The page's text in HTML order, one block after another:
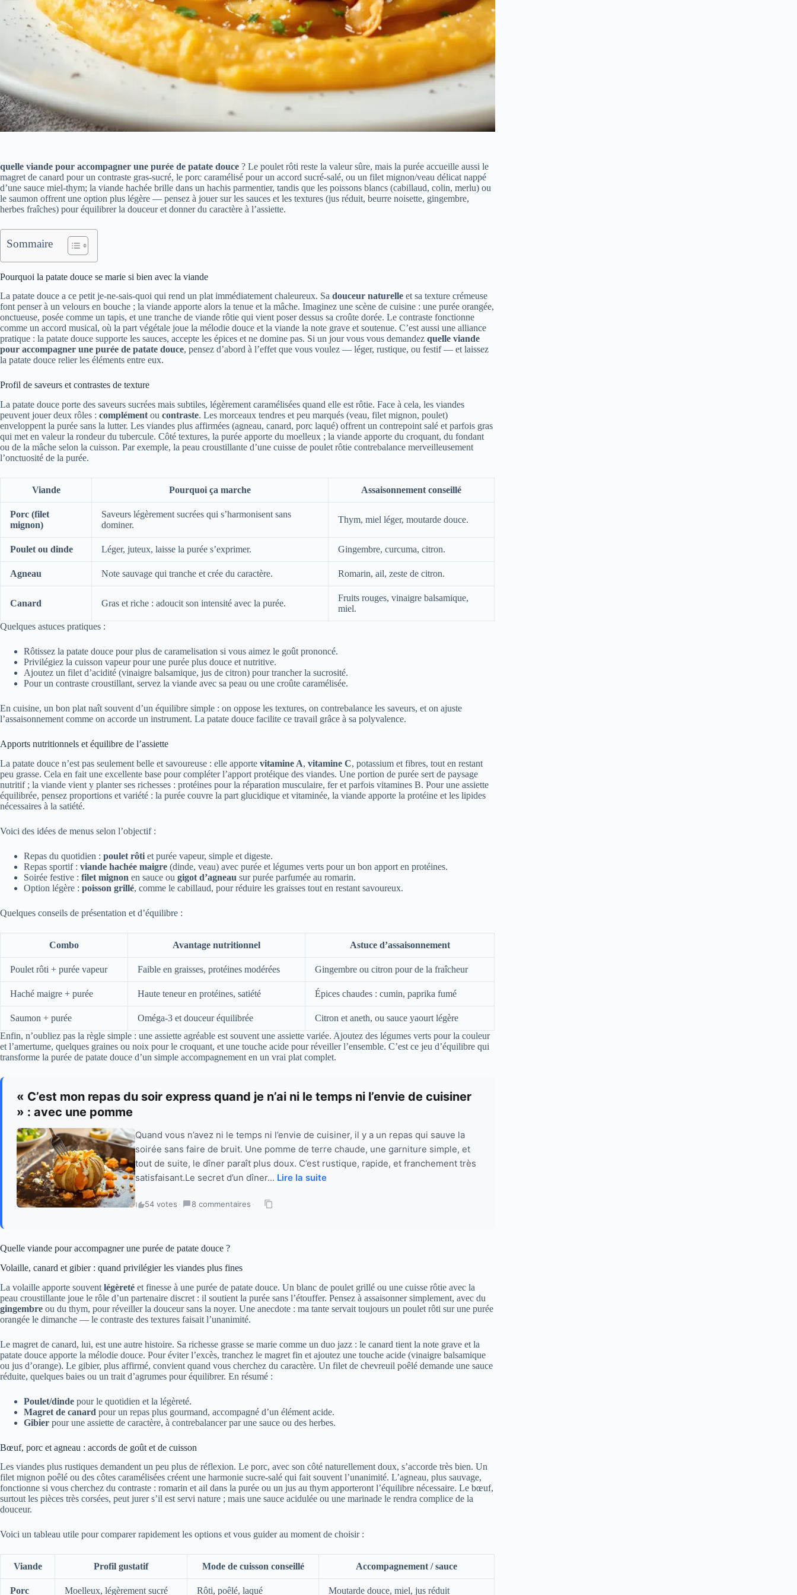
quelle viande pour accompagner une purée de patate douce ? Le poulet rôti reste la valeur sûre, mais la purée accueille aussi le
magret de canard pour un contraste gras‑sucré, le porc caramélisé pour un accord sucré‑salé, ou un filet mignon/veau délicat nappé
d’une sauce miel‑thym; la viande hachée brille dans un hachis parmentier, tandis que les poissons blancs (cabillaud, colin, merlu) ou
le saumon offrent une option plus légère — pensez à jouer sur les sauces et les textures (jus réduit, beurre noisette, gingembre,
herbes fraîches) pour équilibrer la douceur et donner du caractère à l’assiette.
Sommaire
Pourquoi la patate douce se marie si bien avec la viande
La patate douce a ce petit je-ne-sais-quoi qui rend un plat immédiatement chaleureux. Sa douceur naturelle et sa texture crémeuse
font penser à un velours en bouche ; la viande apporte alors la tenue et la mâche. Imaginez une scène de cuisine : une purée orangée,
onctueuse, posée comme un tapis, et une tranche de viande rôtie qui vient poser dessus sa croûte dorée. Le contraste fonctionne
comme un accord musical, où la part végétale joue la mélodie douce et la viande la note grave et soutenue. C’est aussi une alliance
pratique : la patate douce supporte les sauces, accepte les épices et ne domine pas. Si un jour vous vous demandez quelle viande
pour accompagner une purée de patate douce, pensez d’abord à l’effet que vous voulez — léger, rustique, ou festif — et laissez
la patate douce relier les éléments entre eux.
Profil de saveurs et contrastes de texture
La patate douce porte des saveurs sucrées mais subtiles, légèrement caramélisées quand elle est rôtie. Face à cela, les viandes
peuvent jouer deux rôles : complément ou contraste. Les morceaux tendres et peu marqués (veau, filet mignon, poulet)
enveloppent la purée sans la lutter. Les viandes plus affirmées (agneau, canard, porc laqué) offrent un contrepoint salé et parfois gras
qui met en valeur la rondeur du tubercule. Côté textures, la purée apporte du moelleux ; la viande apporte du croquant, du fondant
ou de la mâche selon la cuisson. Par exemple, la peau croustillante d’une cuisse de poulet rôtie contrebalance merveilleusement
l’onctuosité de la purée.
Viande Pourquoi ça marche Assaisonnement conseillé
Porc (filet
mignon)
Saveurs légèrement sucrées qui s’harmonisent sans
dominer.
Thym, miel léger, moutarde douce.
Poulet ou dinde Léger, juteux, laisse la purée s’exprimer. Gingembre, curcuma, citron.
Agneau Note sauvage qui tranche et crée du caractère. Romarin, ail, zeste de citron.
Canard Gras et riche : adoucit son intensité avec la purée.
Fruits rouges, vinaigre balsamique,
miel.
Quelques astuces pratiques :
Rôtissez la patate douce pour plus de caramelisation si vous aimez le goût prononcé.
Privilégiez la cuisson vapeur pour une purée plus douce et nutritive.
Ajoutez un filet d’acidité (vinaigre balsamique, jus de citron) pour trancher la sucrosité.
Pour un contraste croustillant, servez la viande avec sa peau ou une croûte caramélisée.
En cuisine, un bon plat naît souvent d’un équilibre simple : on oppose les textures, on contrebalance les saveurs, et on ajuste
l’assaisonnement comme on accorde un instrument. La patate douce facilite ce travail grâce à sa polyvalence.
Apports nutritionnels et équilibre de l’assiette
La patate douce n’est pas seulement belle et savoureuse : elle apporte vitamine A, vitamine C, potassium et fibres, tout en restant
peu grasse. Cela en fait une excellente base pour compléter l’apport protéique des viandes. Une portion de purée sert de paysage
nutritif ; la viande vient y planter ses richesses : protéines pour la réparation musculaire, fer et parfois vitamines B. Pour une assiette
équilibrée, pensez proportions et variété : la purée couvre la part glucidique et vitaminée, la viande apporte la protéine et les lipides
nécessaires à la satiété.
Voici des idées de menus selon l’objectif :
Repas du quotidien : poulet rôti et purée vapeur, simple et digeste.
Repas sportif : viande hachée maigre (dinde, veau) avec purée et légumes verts pour un bon apport en protéines.
Soirée festive : filet mignon en sauce ou gigot d’agneau sur purée parfumée au romarin.
Option légère : poisson grillé, comme le cabillaud, pour réduire les graisses tout en restant savoureux.
Quelques conseils de présentation et d’équilibre :
Combo Avantage nutritionnel Astuce d’assaisonnement
Poulet rôti + purée vapeur Faible en graisses, protéines modérées Gingembre ou citron pour de la fraîcheur
Haché maigre + purée Haute teneur en protéines, satiété Épices chaudes : cumin, paprika fumé
Saumon + purée Oméga-3 et douceur équilibrée
Citron et aneth, ou sauce yaourt légère
Enfin, n’oubliez pas la règle simple : une assiette agréable est souvent une assiette variée. Ajoutez des légumes verts pour la couleur
et l’amertume, quelques graines ou noix pour le croquant, et une touche acide pour réveiller l’ensemble. C’est ce jeu d’équilibre qui
transforme la purée de patate douce d’un simple accompagnement en un vrai plat complet.
« C’est mon repas du soir express quand je n’ai ni le temps ni l’envie de cuisiner
» : avec une pomme
Quand vous n’avez ni le temps ni l’envie de cuisiner, il y a un repas qui sauve la
soirée sans faire de bruit. Une pomme de terre chaude, une garniture simple, et
tout de suite, le dîner paraît plus doux. C’est rustique, rapide, et franchement très
satisfaisant.Le secret d’un dîner... Lire la suite
54 votes · 8 commentaires ·
Quelle viande pour accompagner une purée de patate douce ?
Volaille, canard et gibier : quand privilégier les viandes plus fines
La volaille apporte souvent légèreté et finesse à une purée de patate douce. Un blanc de poulet grillé ou une cuisse rôtie avec la
peau croustillante joue le rôle d’un partenaire discret : il soutient la purée sans l’étouffer. Pensez à assaisonner simplement, avec du
gingembre ou du thym, pour réveiller la douceur sans la noyer. Une anecdote : ma tante servait toujours un poulet rôti sur une purée
orangée le dimanche — le contraste des textures faisait l’unanimité.
Le magret de canard, lui, est une autre histoire. Sa richesse grasse se marie comme un duo jazz : le canard tient la note grave et la
patate douce apporte la mélodie douce. Pour éviter l’excès, tranchez le magret fin et ajoutez une touche acide (vinaigre balsamique
ou jus d’orange). Le gibier, plus affirmé, convient quand vous cherchez du caractère. Un filet de chevreuil poêlé demande une sauce
réduite, quelques baies ou un trait d’agrumes pour équilibrer. En résumé :
Poulet/dinde pour le quotidien et la légèreté.
Magret de canard pour un repas plus gourmand, accompagné d’un élément acide.
Gibier pour une assiette de caractère, à contrebalancer par une sauce ou des herbes.
Bœuf, porc et agneau : accords de goût et de cuisson
Les viandes plus rustiques demandent un peu plus de réflexion. Le porc, avec son côté naturellement doux, s’accorde très bien. Un
filet mignon poêlé ou des côtes caramélisées créent une harmonie sucre-salé qui fait souvent l’unanimité. L’agneau, plus sauvage,
fonctionne si vous cherchez du contraste : romarin et ail dans la purée ou un jus au thym apporteront l’équilibre nécessaire. Le bœuf,
surtout les pièces très corsées, peut jurer s’il est servi nature ; mais une sauce acidulée ou une marinade le rendra complice de la
douceur.
Voici un tableau utile pour comparer rapidement les options et vous guider au moment de choisir :
Viande Profil gustatif Mode de cuisson conseillé Accompagnement / sauce
Porc Moelleux, légèrement sucré Rôti, poêlé, laqué Moutarde douce, miel, jus réduit